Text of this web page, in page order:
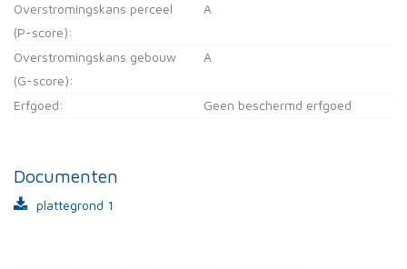
Overstromingskans perceel
(P-score):
A
Overstromingskans gebouw
(G-score):
A
Erfgoed: Geen beschermd erfgoed
Documenten
plattegrond 1